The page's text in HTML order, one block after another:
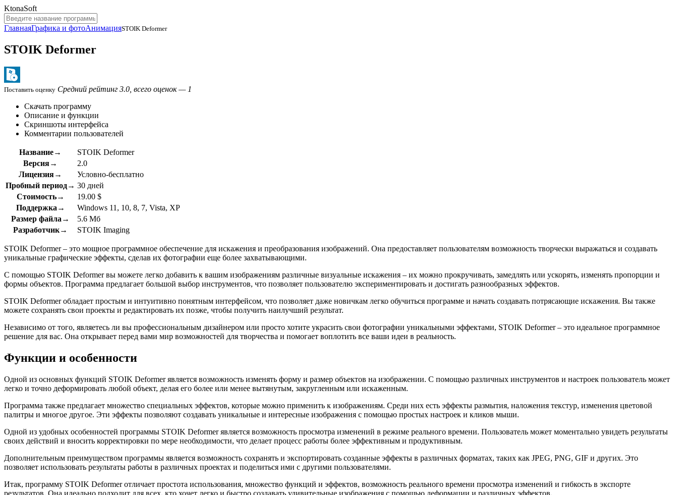
KtonaSoft
ГлавнаяГрафика и фотоАнимацияSTOIK Deformer
STOIK Deformer
Поставить оценку Средний рейтинг 3.0, всего оценок — 1
Скачать программу
Описание и функции
Скриншоты интерфейса
Комментарии пользователей
Название→
STOIK Deformer
Версия→
2.0
Лицензия→
Условно-бесплатно
Пробный период→ 30 дней
Стоимость→
19.00 $
Поддержка→
Windows 11, 10, 8, 7, Vista, XP
Размер файла→
5.6 Мб
Разработчик→
STOIK Imaging
STOIK Deformer – это мощное программное обеспечение для искажения и преобразования изображений. Она предоставляет пользователям возможность творчески выражаться и создавать
уникальные графические эффекты, сделав их фотографии еще более захватывающими.
С помощью STOIK Deformer вы можете легко добавить к вашим изображениям различные визуальные искажения – их можно прокручивать, замедлять или ускорять, изменять пропорции и
формы объектов. Программа предлагает большой выбор инструментов, что позволяет пользователю экспериментировать и достигать разнообразных эффектов.
STOIK Deformer обладает простым и интуитивно понятным интерфейсом, что позволяет даже новичкам легко обучиться программе и начать создавать потрясающие искажения. Вы также
можете сохранять свои проекты и редактировать их позже, чтобы получить наилучший результат.
Независимо от того, являетесь ли вы профессиональным дизайнером или просто хотите украсить свои фотографии уникальными эффектами, STOIK Deformer – это идеальное программное
решение для вас. Она открывает перед вами мир возможностей для творчества и помогает воплотить все ваши идеи в реальность.
Функции и особенности
Одной из основных функций STOIK Deformer является возможность изменять форму и размер объектов на изображении. С помощью различных инструментов и настроек пользователь может
легко и точно деформировать любой объект, делая его более или менее вытянутым, закругленным или искаженным.
Программа также предлагает множество специальных эффектов, которые можно применить к изображениям. Среди них есть эффекты размытия, наложения текстур, изменения цветовой
палитры и многое другое. Эти эффекты позволяют создавать уникальные и интересные изображения с помощью простых настроек и кликов мыши.
Одной из удобных особенностей программы STOIK Deformer является возможность просмотра изменений в режиме реального времени. Пользователь может моментально увидеть результаты
своих действий и вносить корректировки по мере необходимости, что делает процесс работы более эффективным и продуктивным.
Дополнительным преимуществом программы является возможность сохранять и экспортировать созданные эффекты в различных форматах, таких как JPEG, PNG, GIF и других. Это
позволяет использовать результаты работы в различных проектах и поделиться ими с другими пользователями.
Итак, программу STOIK Deformer отличает простота использования, множество функций и эффектов, возможность реального времени просмотра изменений и гибкость в экспорте
результатов. Она идеально подходит для всех, кто хочет легко и быстро создавать удивительные изображения с помощью деформации и различных эффектов.